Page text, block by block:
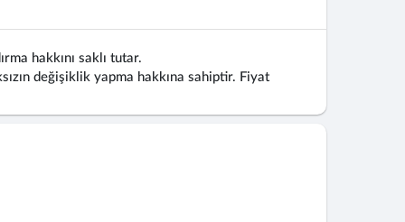
hakkını saklı tutar.
değişiklik yapma hakkına sahiptir. Fiyat